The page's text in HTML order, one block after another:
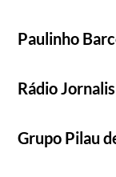
Paulinho
Rádio
Grupo Pilau